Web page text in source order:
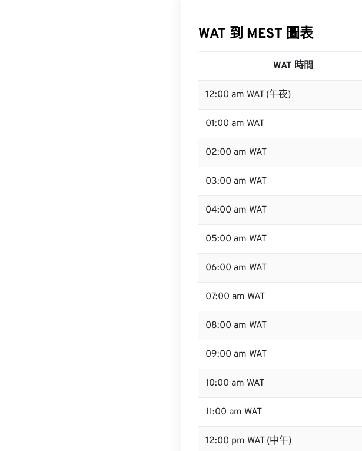
WAT 到 MEST 圖表
WAT 時間
12:00 am WAT (午夜)
01:00 am WAT
02:00 am WAT
03:00 am WAT
04:00 am WAT
05:00 am WAT
06:00 am WAT
07:00 am WAT
08:00 am WAT
09:00 am WAT
10:00 am WAT
11:00 am WAT
12:00 pm WAT (中午)